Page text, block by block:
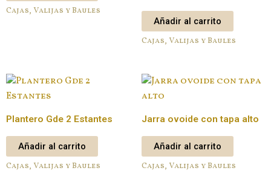
Cajas, Valijas y Baules
Añadir al carrito
Cajas, Valijas y Baules
Plantero Gde 2 Estantes
Añadir al carrito
Cajas, Valijas y Baules
Jarra ovoide con tapa alto
Añadir al carrito
Cajas, Valijas y Baules